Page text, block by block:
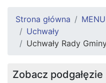
Strona główna
Uchwały
Uchwały Rady
Zobacz podgałęzie